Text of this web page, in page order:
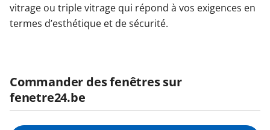
vitrage ou triple vitrage qui répond à vos exigences en
termes d’esthétique et de sécurité.
Commander des fenêtres sur
fenetre24.be